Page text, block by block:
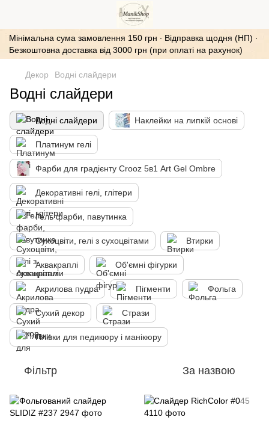
Мінімальна сума замовлення 150 грн ∙ Відправка щодня (НП) ∙
Безкоштовна доставка від 3000 грн (при оплаті на рахунок)
Декор Водні слайдери
Водні слайдери
Водні слайдери Наклейки на липкій основі
Платинум гелі
Фарби для градієнту Crooz 5в1 Art Gel Ombre
Декоративні гелі, глітери
Гель фарби, павутинка
Сухоцвіти, гелі з сухоцвітами Втирки
Аквакраплі Об'ємні фігурки
Акрилова пудра Пігменти Фольга
Сухий декор Стрази
Плівки для педикюру і манікюру
Фільтр За назвою